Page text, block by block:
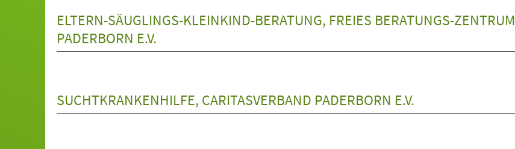
ELTERN-SÄUGLINGS-KLEINKIND-BERATUNG, FREIES BERATUNGS-ZENTRUM
PADERBORN E.V.
SUCHTKRANKENHILFE, CARITASVERBAND PADERBORN E.V.